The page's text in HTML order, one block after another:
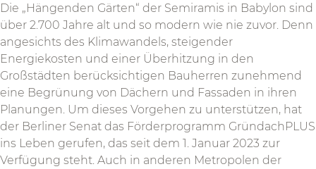
Die „Hängenden Gärten“ der Semiramis in Babylon sind
über 2.700 Jahre alt und so modern wie nie zuvor. Denn
angesichts des Klimawandels, steigender
Energiekosten und einer Überhitzung in den
Großstädten berücksichtigen Bauherren zunehmend
eine Begrünung von Dächern und Fassaden in ihren
Planungen. Um dieses Vorgehen zu unterstützen, hat
der Berliner Senat das Förderprogramm GründachPLUS
ins Leben gerufen, das seit dem 1. Januar 2023 zur
Verfügung steht. Auch in anderen Metropolen der